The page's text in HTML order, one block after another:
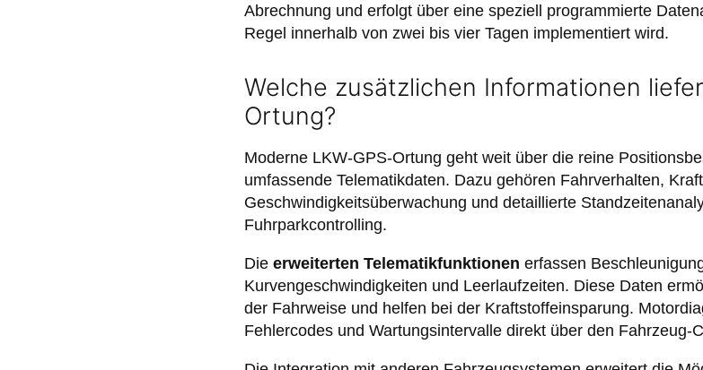
Abrechnung und erfolgt über eine speziell programmierte
Regel innerhalb von zwei bis vier Tagen implementiert wird.
Welche zusätzlichen Informationen
Ortung?
Moderne LKW-GPS-Ortung geht weit über die reine
umfassende Telematikdaten. Dazu gehören Fahrverhalten,
Geschwindigkeitsüberwachung und detaillierte
Fuhrparkcontrolling.
Die erweiterten Telematikfunktionen erfassen
Kurvengeschwindigkeiten und Leerlaufzeiten. Diese Daten
der Fahrweise und helfen bei der Kraftstoffeinsparung.
Fehlercodes und Wartungsintervalle direkt über den Fahrzeug-